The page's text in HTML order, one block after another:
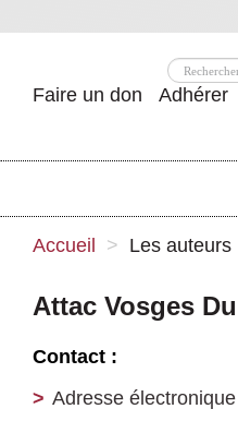
Faire un don Adhérer
Nos idées
Se mobiliser
Publications
Accueil > Les auteurs
Attac Vosges
Contact :
Adresse